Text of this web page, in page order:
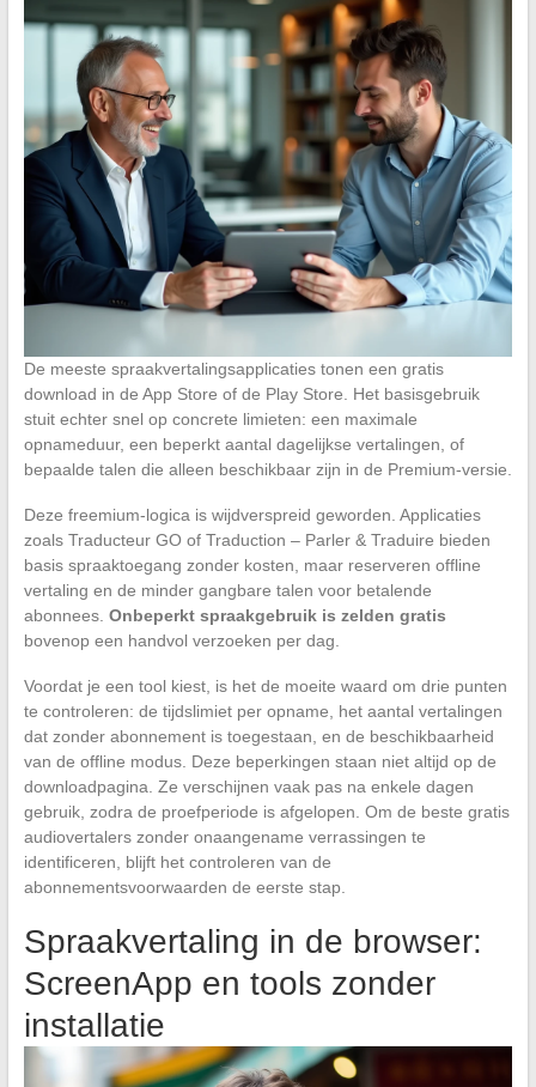
De meeste spraakvertalingsapplicaties tonen een gratis
download in de App Store of de Play Store. Het basisgebruik
stuit echter snel op concrete limieten: een maximale
opnameduur, een beperkt aantal dagelijkse vertalingen, of
bepaalde talen die alleen beschikbaar zijn in de Premium-versie.
Deze freemium-logica is wijdverspreid geworden. Applicaties
zoals Traducteur GO of Traduction – Parler & Traduire bieden
basis spraaktoegang zonder kosten, maar reserveren offline
vertaling en de minder gangbare talen voor betalende
abonnees. Onbeperkt spraakgebruik is zelden gratis
bovenop een handvol verzoeken per dag.
Voordat je een tool kiest, is het de moeite waard om drie punten
te controleren: de tijdslimiet per opname, het aantal vertalingen
dat zonder abonnement is toegestaan, en de beschikbaarheid
van de offline modus. Deze beperkingen staan niet altijd op de
downloadpagina. Ze verschijnen vaak pas na enkele dagen
gebruik, zodra de proefperiode is afgelopen. Om de beste gratis
audiovertalers zonder onaangename verrassingen te
identificeren, blijft het controleren van de
abonnementsvoorwaarden de eerste stap.
Spraakvertaling in de browser:
ScreenApp en tools zonder
installatie